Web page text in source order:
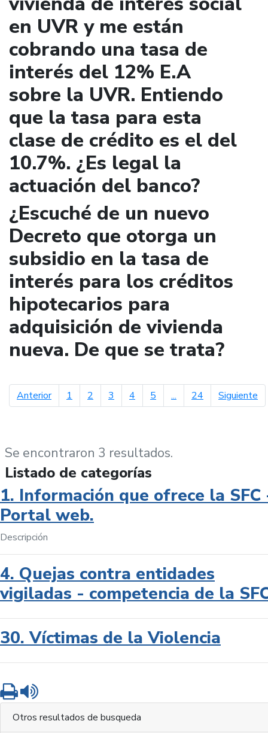
en UVR y me están
cobrando una tasa de
interés del 12% E.A
sobre la UVR. Entiendo
que la tasa para esta
clase de crédito es el del
10.7%. ¿Es legal la
actuación del banco?
¿Escuché de un nuevo
Decreto que otorga un
subsidio en la tasa de
interés para los créditos
hipotecarios para
adquisición de vivienda
nueva. De que se trata?
Anteriorpágina anterior
1 2 3 4 5 ... 24 Siguiente
Se encontraron 3 resultados.
Listado de categorías
1. Información que ofrece la SFC
Portal web.
Descripción
4. Quejas contra entidades
vigiladas - competencia de la
30. Víctimas de la Violencia
Imprimir
Otros resultados de busqueda